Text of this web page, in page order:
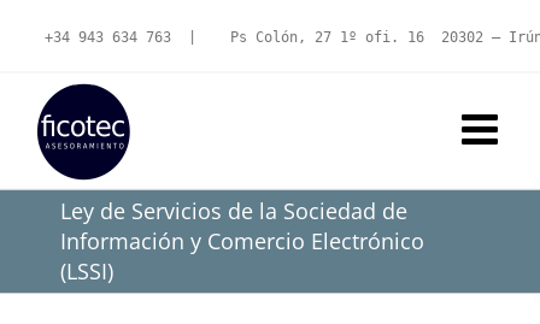
+34 943 634 763 Ps Colón, 27 1º ofi. 16  20302 –
Ley de Servicios de la Sociedad de
Información y Comercio Electrónico
(LSSI)